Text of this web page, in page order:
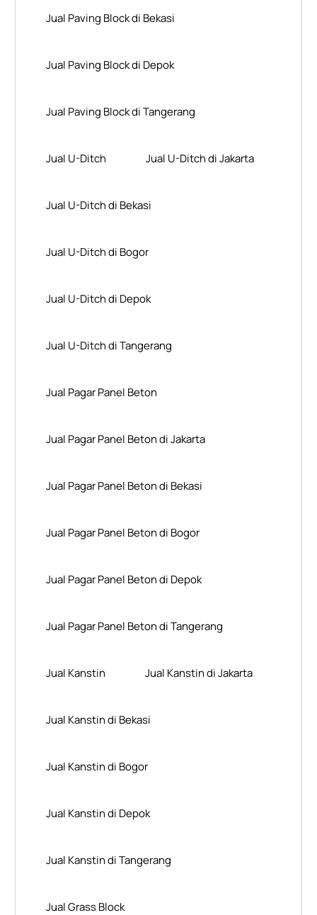
Jual Paving Block di Bekasi
Jual Paving Block di Depok
Jual Paving Block di Tangerang
Jual U-Ditch Jual U-Ditch di Jakarta
Jual U-Ditch di Bekasi
Jual U-Ditch di Bogor
Jual U-Ditch di Depok
Jual U-Ditch di Tangerang
Jual Pagar Panel Beton
Jual Pagar Panel Beton di Jakarta
Jual Pagar Panel Beton di Bekasi
Jual Pagar Panel Beton di Bogor
Jual Pagar Panel Beton di Depok
Jual Pagar Panel Beton di Tangerang
Jual Kanstin Jual Kanstin di Jakarta
Jual Kanstin di Bekasi
Jual Kanstin di Bogor
Jual Kanstin di Depok
Jual Kanstin di Tangerang
Jual Grass Block